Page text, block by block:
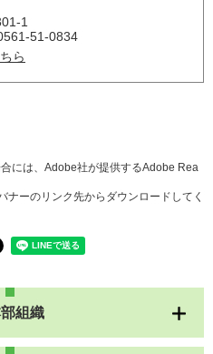
1
51-0834
ら
には、Adobe社が提供するAdobe Rea
ーのリンク先からダウンロードしてく
組織